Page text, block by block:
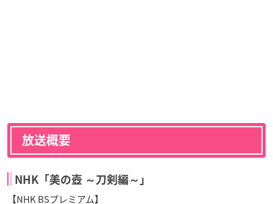
放送概要
NHK「美の壺 ～刀剣編～」
【NHK BSプレミアム】